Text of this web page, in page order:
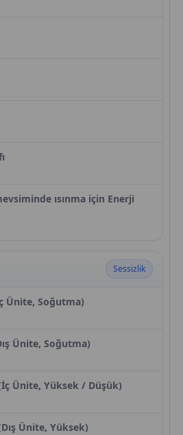
ısınma için Enerji
Sessizlik
Ünite, Soğutma)
Ünite, Soğutma)
Ünite, Yüksek / Düşük)
Ünite, Yüksek)